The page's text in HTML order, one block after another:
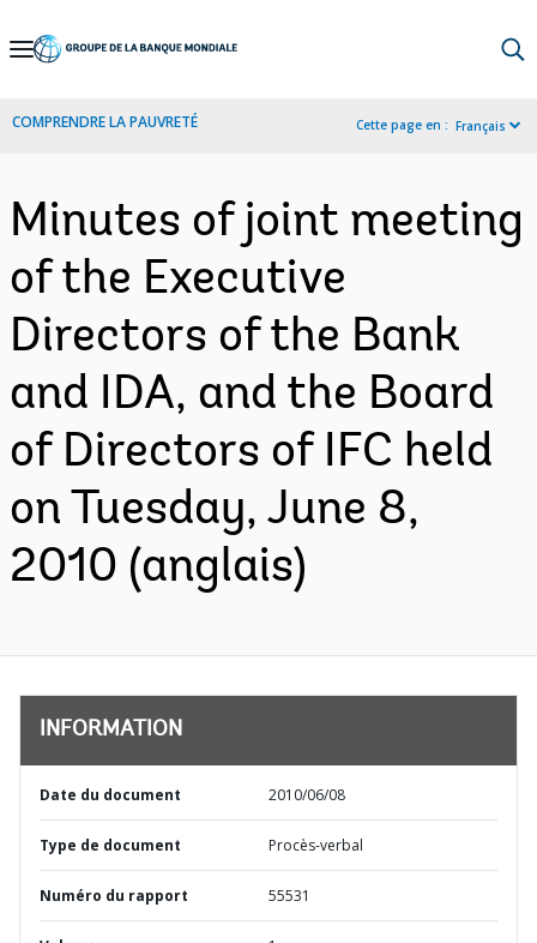
Skip
Navigation
COMPRENDRE LA PAUVRETÉ Cette page en : Français
Minutes of joint meeting
of the Executive
Directors of the Bank
and IDA, and the Board
of Directors of IFC held
on Tuesday, June 8,
2010 (anglais)
INFORMATION
Date du document 2010/06/08
Type de document Procès-verbal
Numéro du rapport 55531